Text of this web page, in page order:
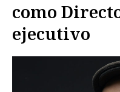
como
ejecutivo